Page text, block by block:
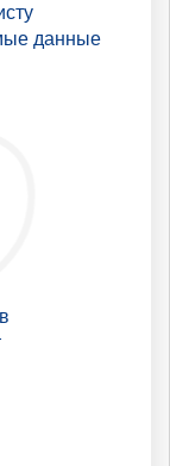
данные